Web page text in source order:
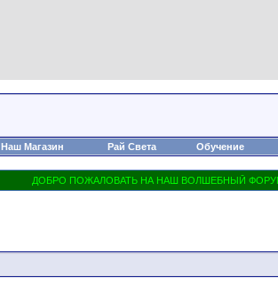
Наш Магазин Рай Света Обучение